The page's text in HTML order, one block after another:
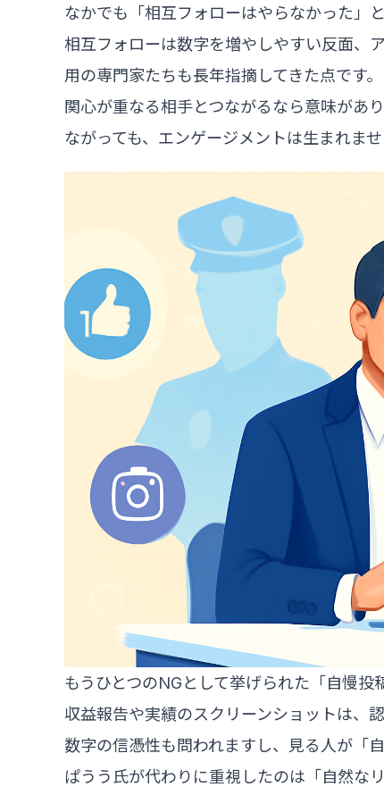
なかでも「相互フォローはやらなかった」
相互フォローは数字を増やしやすい反面、
用の専門家たちも長年指摘してきた点です。
関心が重なる相手とつながるなら意味があ
ながっても、エンゲージメントは生まれませ
もうひとつのNGとして挙げられた「自慢投
収益報告や実績のスクリーンショットは、
数字の信憑性も問われますし、見る人が「
ぱうう氏が代わりに重視したのは「自然な